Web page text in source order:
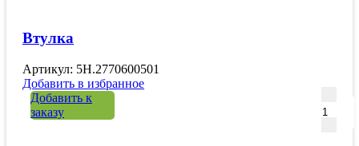
Втулка
Артикул: 5H.2770600501
Добавить в избранное
Добавить к
заказу